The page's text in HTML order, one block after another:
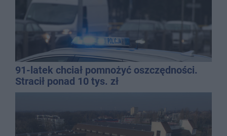
91-latek chciał pomnożyć oszczędności.
Stracił ponad 10 tys. zł